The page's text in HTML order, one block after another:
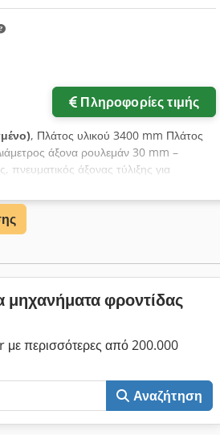
Πληροφορίες τιμής
, Πλάτος υλικού 3400 mm Πλάτος
άξονα ρουλεμάν 30 mm –
άξονας τύλιξης για
5 τεμαχίων,
μηχανήματα φροντίδας
περισσότερες από 200.000
Αναζήτηση